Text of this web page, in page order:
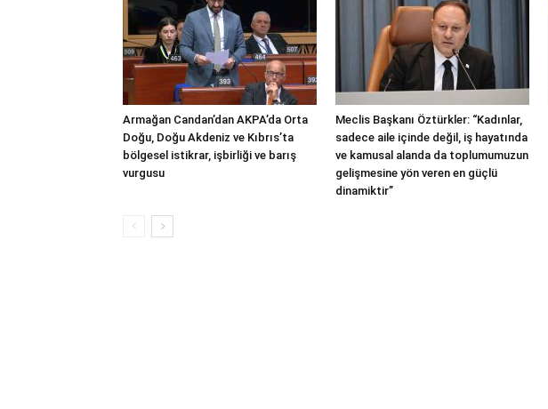
Armağan Candan’dan AKPA’da Orta
Doğu, Doğu Akdeniz ve Kıbrıs’ta
bölgesel istikrar, işbirliği ve barış
vurgusu
Meclis Başkanı Öztürkler: “Kadınlar,
sadece aile içinde değil, iş hayatında
ve kamusal alanda da toplumumuzun
gelişmesine yön veren en güçlü
dinamiktir”